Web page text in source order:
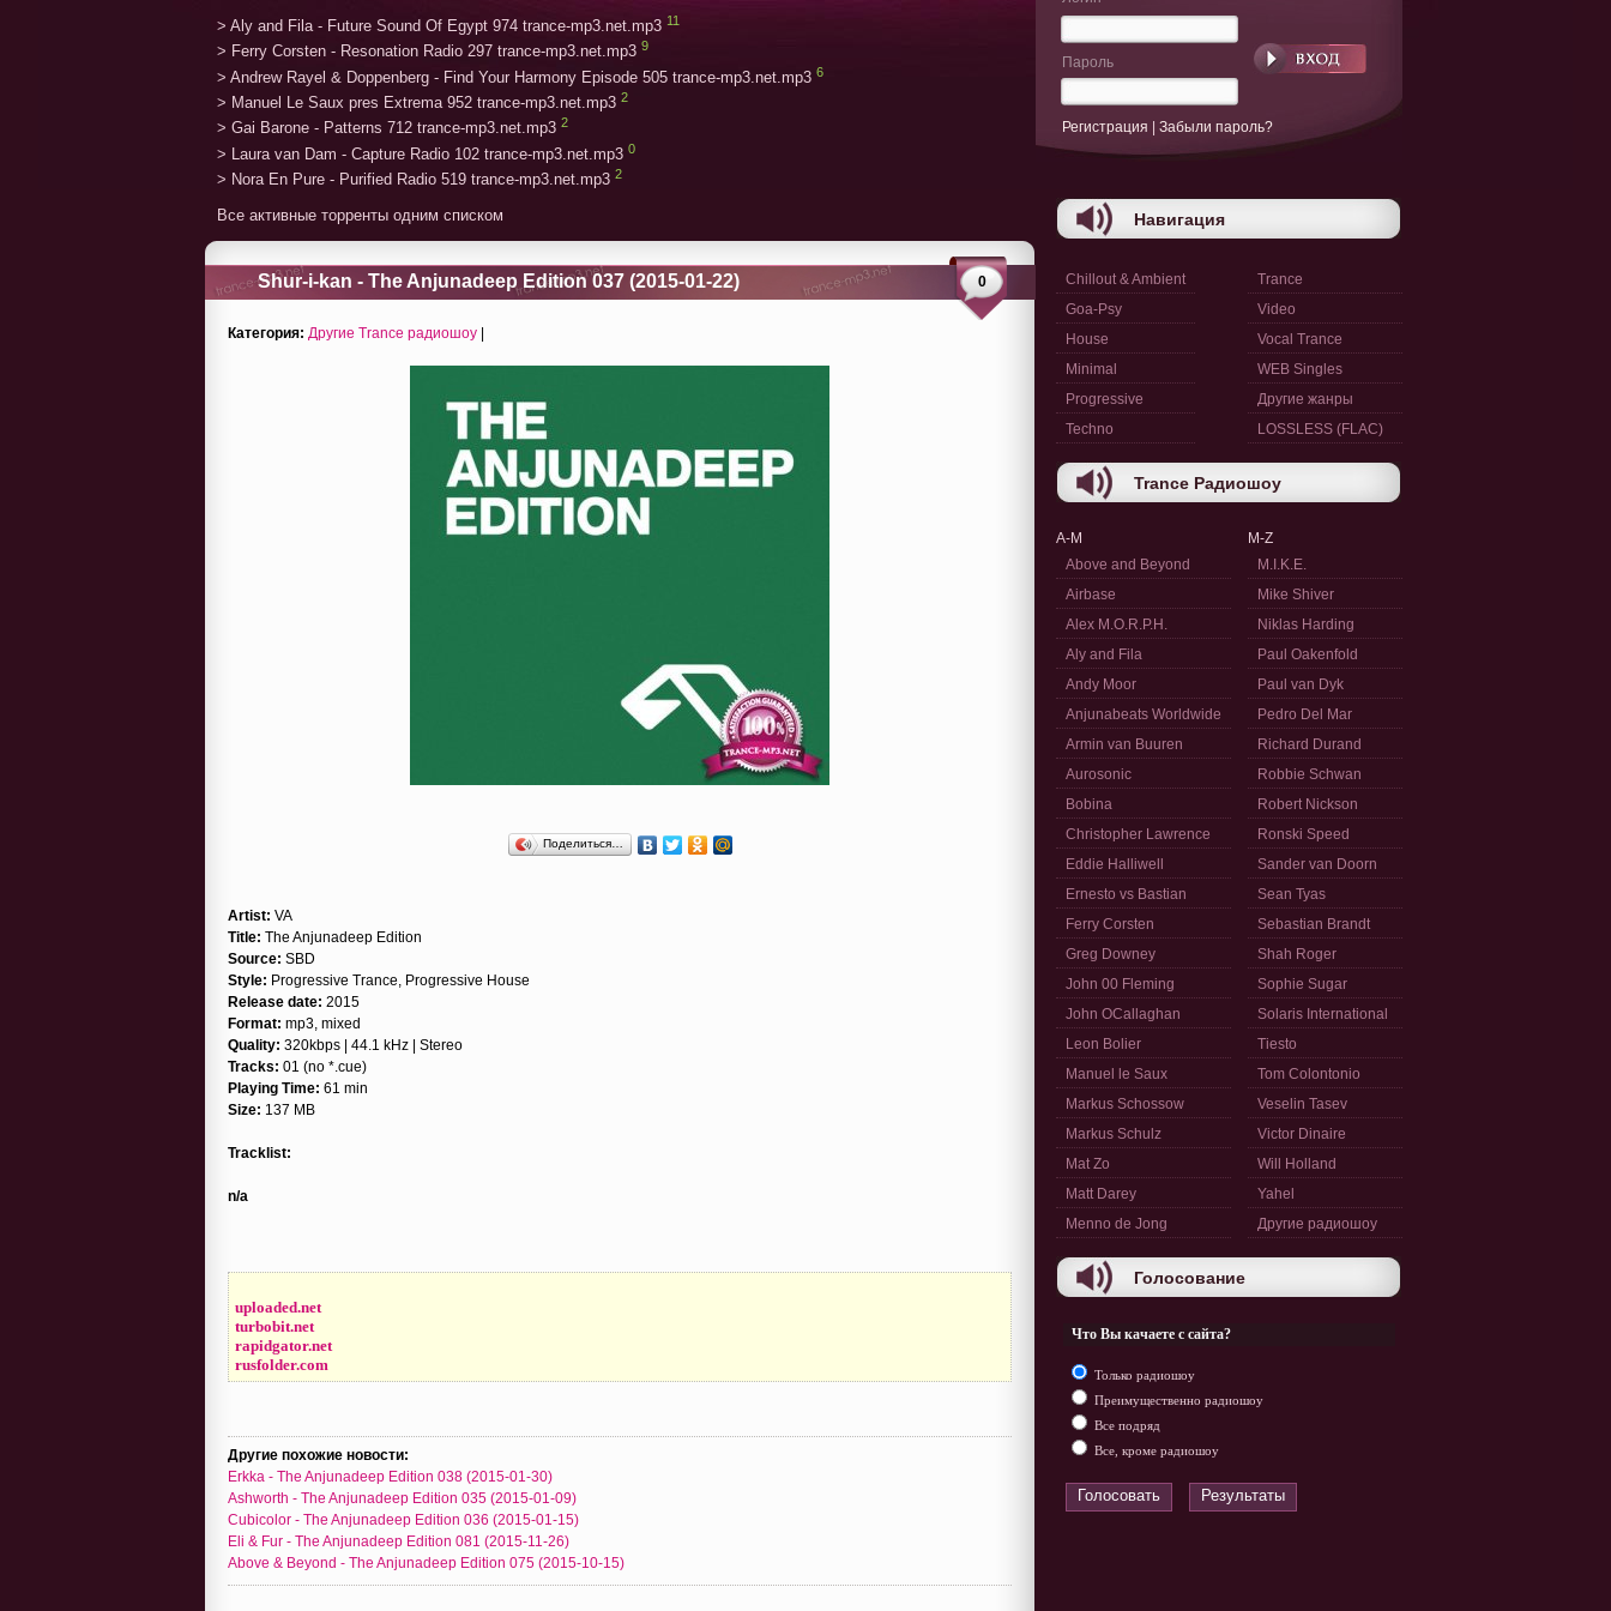
> Aly and Fila - Future Sound Of Egypt 974 trance-mp3.net.mp3 11
> Ferry Corsten - Resonation Radio 297 trance-mp3.net.mp3 9
> Andrew Rayel & Doppenberg - Find Your Harmony Episode 505 trance-mp3.net.mp3 6
> Manuel Le Saux pres Extrema 952 trance-mp3.net.mp3 2
> Gai Barone - Patterns 712 trance-mp3.net.mp3 2
> Laura van Dam - Capture Radio 102 trance-mp3.net.mp3 0
> Nora En Pure - Purified Radio 519 trance-mp3.net.mp3 2
Все активные торренты одним списком
Shur-i-kan - The Anjunadeep Edition 037 (2015-01-22) 0
Категория: Другие Trance радиошоу |
Поделиться…
Artist: VA
Title: The Anjunadeep Edition
Source: SBD
Style: Progressive Trance, Progressive House
Release date: 2015
Format: mp3, mixed
Quality: 320kbps | 44.1 kHz | Stereo
Tracks: 01 (no *.cue)
Playing Time: 61 min
Size: 137 MB
Tracklist:
n/a
uploaded.net
turbobit.net
rapidgator.net
rusfolder.com
Другие похожие новости:
Erkka - The Anjunadeep Edition 038 (2015-01-30)
Ashworth - The Anjunadeep Edition 035 (2015-01-09)
Cubicolor - The Anjunadeep Edition 036 (2015-01-15)
Eli & Fur - The Anjunadeep Edition 081 (2015-11-26)
Above & Beyond - The Anjunadeep Edition 075 (2015-10-15)
Пароль
Регистрация Забыли пароль?
Навигация
Chillout & Ambient
Goa-Psy
House
Minimal
Progressive
Techno
Trance
Video
Vocal Trance
WEB Singles
Другие жанры
LOSSLESS (FLAC)
Trance Радиошоу
A-M
Above and Beyond
Airbase
Alex M.O.R.P.H.
Aly and Fila
Andy Moor
Anjunabeats Worldwide
Armin van Buuren
Aurosonic
Bobina
Christopher Lawrence
Eddie Halliwell
Ernesto vs Bastian
Ferry Corsten
Greg Downey
John 00 Fleming
John OCallaghan
Leon Bolier
Manuel le Saux
Markus Schossow
Markus Schulz
Mat Zo
Matt Darey
Menno de Jong
M-Z
M.I.K.E.
Mike Shiver
Niklas Harding
Paul Oakenfold
Paul van Dyk
Pedro Del Mar
Richard Durand
Robbie Schwan
Robert Nickson
Ronski Speed
Sander van Doorn
Sean Tyas
Sebastian Brandt
Shah Roger
Sophie Sugar
Solaris International
Tiesto
Tom Colontonio
Veselin Tasev
Victor Dinaire
Will Holland
Yahel
Другие радиошоу
Голосование
Что Вы качаете с сайта?
Только радиошоу
Преимущественно радиошоу
Все подряд
Все, кроме радиошоу
Голосовать Результаты